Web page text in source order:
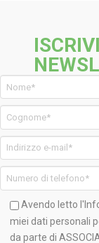
Avendo letto
miei dati personali
da parte di